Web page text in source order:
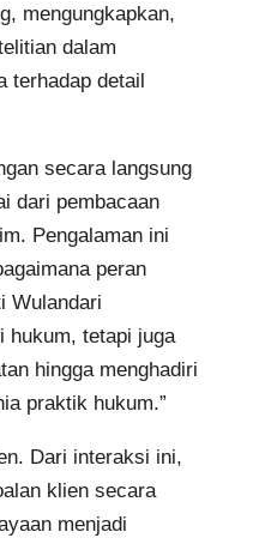
mengungkapkan,
dalam
terhadap detail
secara langsung
dari pembacaan
Pengalaman ini
peran
Wulandari
hukum, tetapi juga
hingga menghadiri
praktik hukum.”
Dari interaksi ini,
klien secara
menjadi